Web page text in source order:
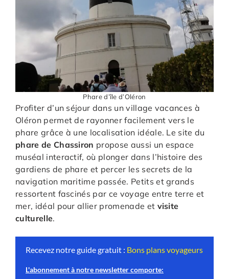
Phare d’île d’Oléron
Profiter d’un séjour dans un village vacances à
Oléron permet de rayonner facilement vers le
phare grâce à une localisation idéale. Le site du
phare de Chassiron propose aussi un espace
muséal interactif, où plonger dans l’histoire des
gardiens de phare et percer les secrets de la
navigation maritime passée. Petits et grands
ressortent fascinés par ce voyage entre terre et
mer, idéal pour allier promenade et visite
culturelle.